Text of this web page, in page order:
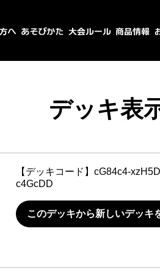
デッキ表
【デッキコード】 cG84c4-
c4GcDD
このデッキから新しいデッキ